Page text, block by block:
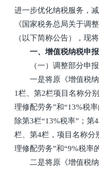
进一步优化纳税服务，
《国家税务总局关于调
（以下简称公告），现
一、增值税纳税申
（一）调整部分申报
一是将原《增值税纳
1栏、第2栏项目名称分
理修配劳务”和“13%税
除第3栏“13%税率”；第
栏、第4栏，项目名称分
理修配劳务”和“9%税率
二是将原《增值税纳